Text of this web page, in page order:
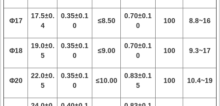
Φ17
17.5±0.
4
0.35±0.1
0
≤8.50
0.70±0.1
0
100 8.8~16
Φ18
19.0±0.
5
0.35±0.1
0
≤9.00
0.70±0.1
0
100 9.3~17
Φ20
22.0±0.
5
0.35±0.1
0
≤10.00
0.83±0.1
5
100 10.4~19